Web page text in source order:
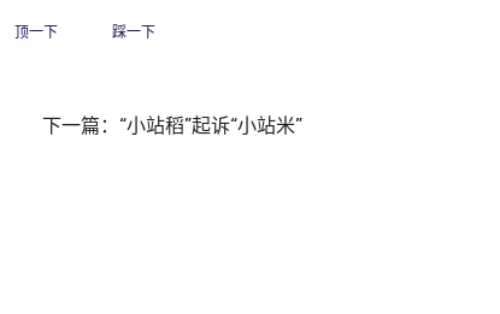
顶一下 踩一下
下一篇： “小站稻”起诉“小站米”